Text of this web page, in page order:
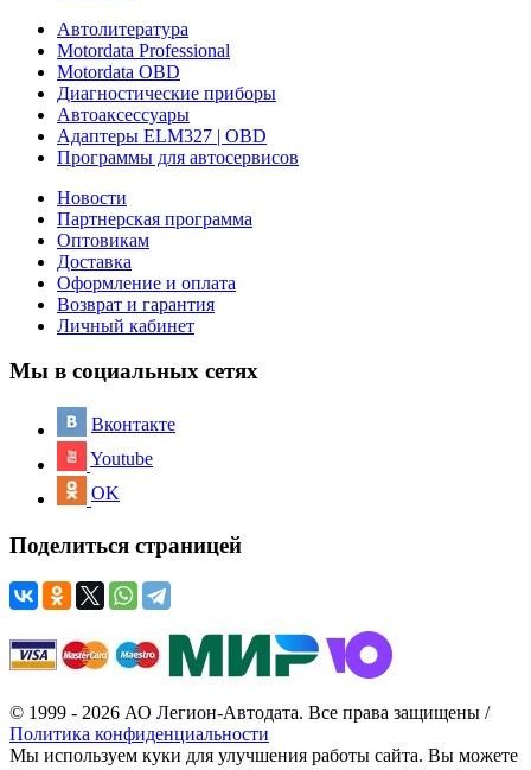
Автолитература
Motordata Professional
Motordata OBD
Диагностические приборы
Автоаксессуары
Адаптеры ELM327 | OBD
Программы для автосервисов
Новости
Партнерская программа
Оптовикам
Доставка
Оформление и оплата
Возврат и гарантия
Личный кабинет
Мы в социальных сетях
Вконтакте
Youtube
OK
Поделиться страницей
© 1999 - 2026 АО Легион-Автодата. Все права защищены /
Политика конфиденциальности
Мы используем куки для улучшения работы сайта. Вы можете